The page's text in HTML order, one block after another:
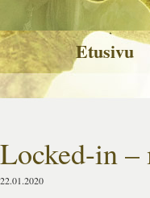
Etusivu
Locked-in –
22.01.2020